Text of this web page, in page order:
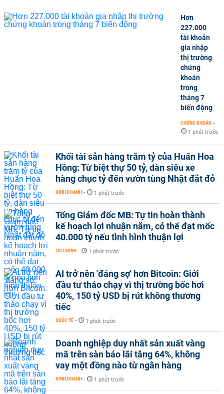
Hơn
227.000
tài khoản
gia nhập
thị trường
chứng
khoán
trong
tháng 7
biến động
CHỨNG KHOÁN -
1 phút trước
Khối tài sản hàng trăm tỷ của Huấn Hoa
Hồng: Từ biệt thự 50 tỷ, dàn siêu xe
hàng chục tỷ đến vườn tùng Nhật đắt đỏ
KINH DOANH - 1 phút trước
Tổng Giám đốc MB: Tự tin hoàn thành
kế hoạch lợi nhuận năm, có thể đạt mốc
40.000 tỷ nếu tình hình thuận lợi
TÀI CHÍNH - 1 phút trước
AI trở nên 'đáng sợ' hơn Bitcoin: Giới
đầu tư tháo chạy vì thị trường bốc hơi
40%, 150 tỷ USD bị rút không thương
tiếc
QUỐC TẾ - 1 phút trước
Doanh nghiệp duy nhất sản xuất vàng
mã trên sàn báo lãi tăng 64%, không
vay một đồng nào từ ngân hàng
KINH DOANH - 1 phút trước